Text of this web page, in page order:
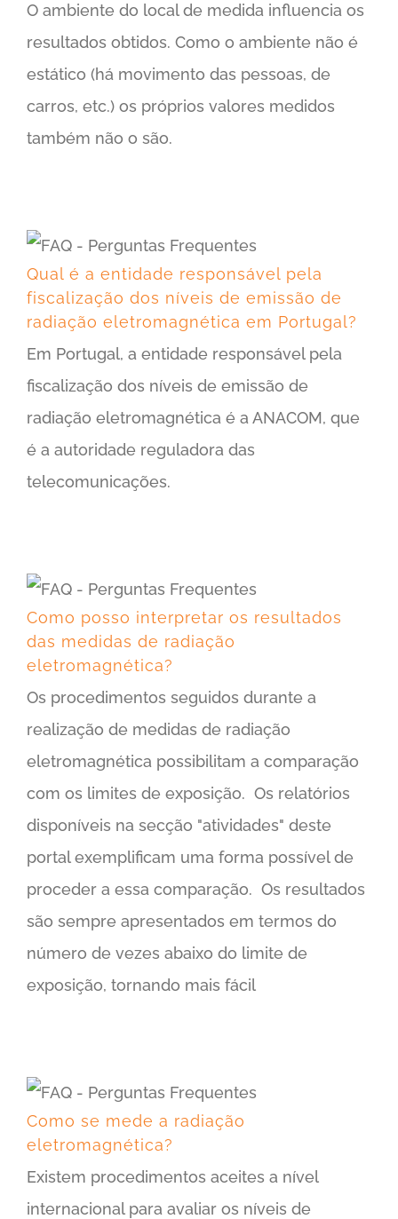
O ambiente do local de medida influencia os
resultados obtidos. Como o ambiente não é
estático (há movimento das pessoas, de
carros, etc.) os próprios valores medidos
também não o são.
Qual é a entidade responsável pela
fiscalização dos níveis de emissão de
radiação eletromagnética em Portugal?
Em Portugal, a entidade responsável pela
fiscalização dos níveis de emissão de
radiação eletromagnética é a ANACOM, que
é a autoridade reguladora das
telecomunicações.
Como posso interpretar os resultados
das medidas de radiação
eletromagnética?
Os procedimentos seguidos durante a
realização de medidas de radiação
eletromagnética possibilitam a comparação
com os limites de exposição. Os relatórios
disponíveis na secção "atividades" deste
portal exemplificam uma forma possível de
proceder a essa comparação. Os resultados
são sempre apresentados em termos do
número de vezes abaixo do limite de
exposição, tornando mais fácil
Como se mede a radiação
eletromagnética?
Existem procedimentos aceites a nível
internacional para avaliar os níveis de